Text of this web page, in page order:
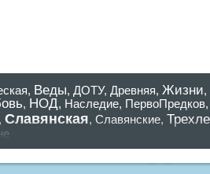
, Веды, ДОТУ, Древняя, Жизни,
, НОД, Наследие, ПервоПредков,
, Славянская, Славянские,